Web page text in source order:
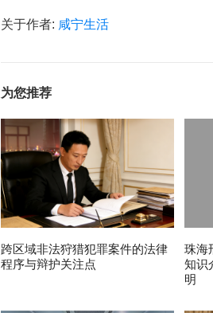
关于作者: 咸宁生活
为您推荐
跨区域非法狩猎犯罪案件的法律
程序与辩护关注点
珠海
知识
明